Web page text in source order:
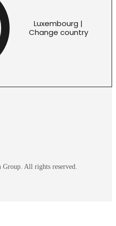
Luxembourg |
Change country
All rights reserved.